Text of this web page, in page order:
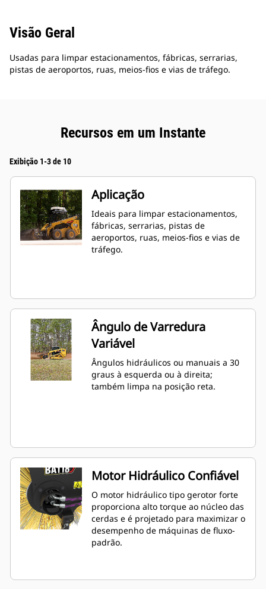
Visão Geral
Usadas para limpar estacionamentos, fábricas, serrarias,
pistas de aeroportos, ruas, meios-fios e vias de tráfego.
Recursos em um Instante
Exibição 1-3 de 10
Aplicação
Ideais para limpar estacionamentos,
fábricas, serrarias, pistas de
aeroportos, ruas, meios-fios e vias de
tráfego.
Ângulo de Varredura
Variável
Ângulos hidráulicos ou manuais a 30
graus à esquerda ou à direita;
também limpa na posição reta.
Motor Hidráulico Confiável
O motor hidráulico tipo gerotor forte
proporciona alto torque ao núcleo das
cerdas e é projetado para maximizar o
desempenho de máquinas de fluxo-
padrão.